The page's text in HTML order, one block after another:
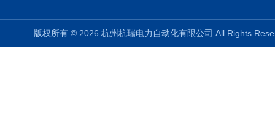
版权所有 © 2026 杭州杭瑞电力自动化有限公司 All Rights